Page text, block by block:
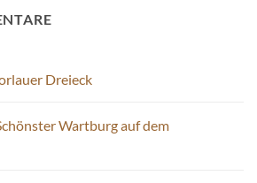
Dreieck
Wartburg auf dem